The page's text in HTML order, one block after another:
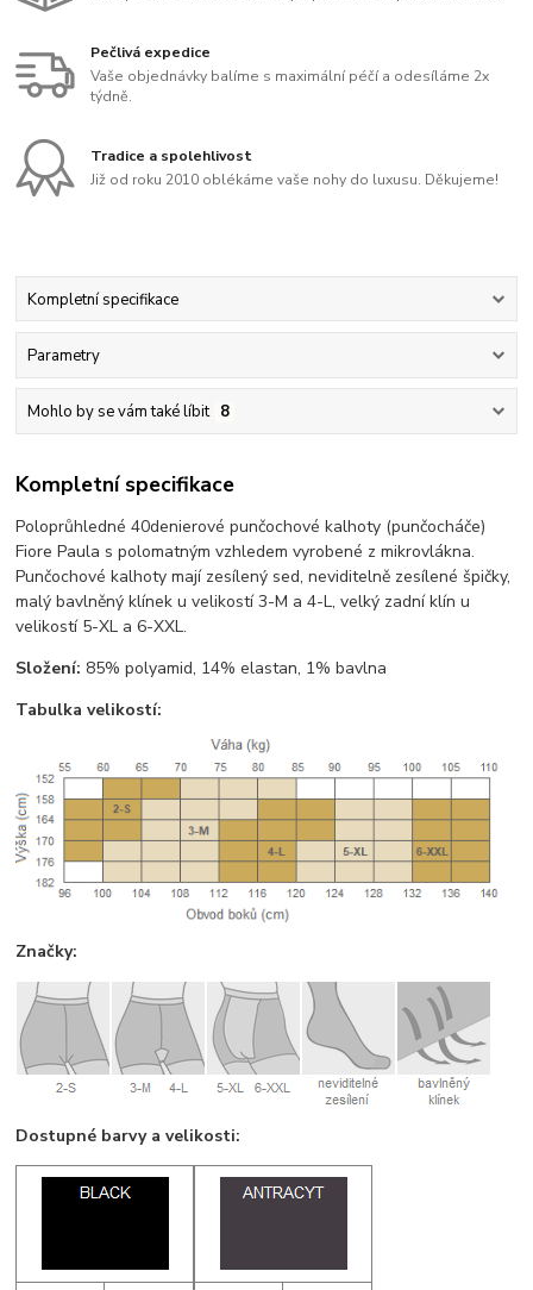
Pečlivá expedice
Vaše objednávky balíme s maximální péčí a odesíláme 2x
týdně.
Tradice a spolehlivost
Již od roku 2010 oblékáme vaše nohy do luxusu. Děkujeme!
Kompletní specifikace
Parametry
Mohlo by se vám také líbit 8
Kompletní specifikace
Poloprůhledné 40denierové punčochové kalhoty (punčocháče)
Fiore Paula s polomatným vzhledem vyrobené z mikrovlákna.
Punčochové kalhoty mají zesílený sed, neviditelně zesílené špičky,
malý bavlněný klínek u velikostí 3-M a 4-L, velký zadní klín u
velikostí 5-XL a 6-XXL.
Složení: 85% polyamid, 14% elastan, 1% bavlna
Tabulka velikostí:
Značky:
Dostupné barvy a velikosti: